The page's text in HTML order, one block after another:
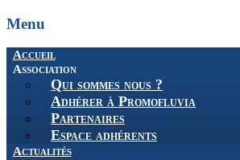
Menu
Aller
au
contenu
Accueil
Association
Qui sommes nous ?
Adhérer à Promofluvia
Partenaires
Espace adhérents
Actualités